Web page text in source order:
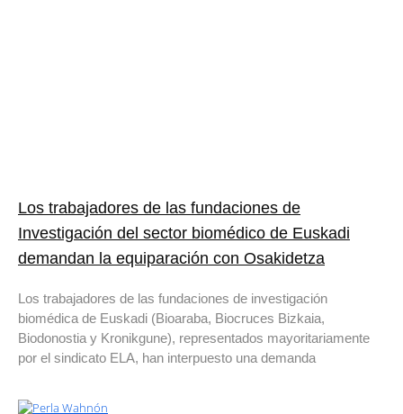
Los trabajadores de las fundaciones de
Investigación del sector biomédico de Euskadi
demandan la equiparación con Osakidetza
Los trabajadores de las fundaciones de investigación
biomédica de Euskadi (Bioaraba, Biocruces Bizkaia,
Biodonostia y Kronikgune), representados mayoritariamente
por el sindicato ELA, han interpuesto una demanda